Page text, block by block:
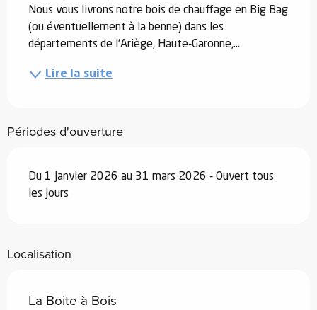
Nous vous livrons notre bois de chauffage en Big Bag
(ou éventuellement à la benne) dans les
départements de l'Ariège, Haute-Garonne,...
Lire la suite
Périodes d'ouverture
Du 1 janvier 2026 au 31 mars 2026 - Ouvert tous
les jours
Localisation
La Boite à Bois